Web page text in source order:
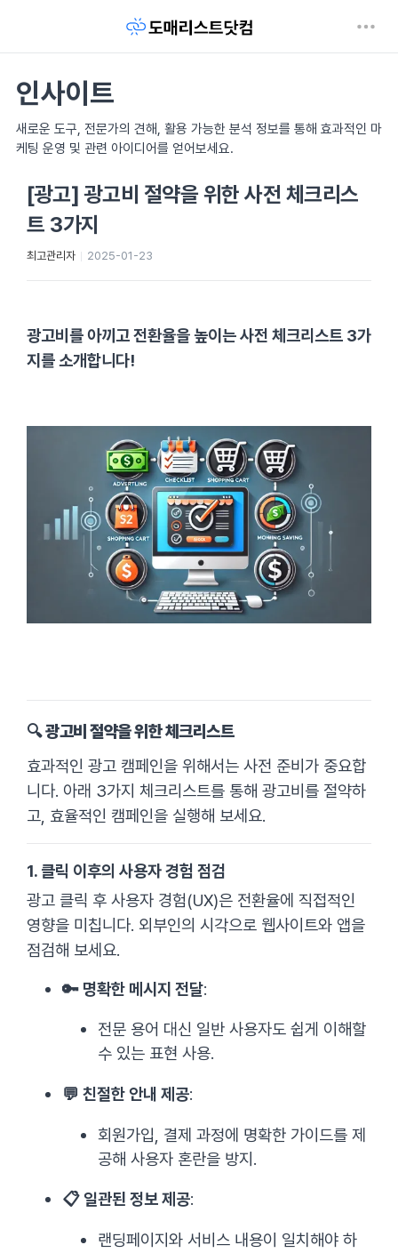
인사이트
새로운 도구, 전문가의 견해, 활용 가능한 분석 정보를 통해 효과적인 마
케팅 운영 및 관련 아이디어를 얻어보세요.
[광고] 광고비 절약을 위한 사전 체크리스
트 3가지
최고관리자 2025-01-23
광고비를 아끼고 전환율을 높이는 사전 체크리스트 3가
지를 소개합니다!
🔍 광고비 절약을 위한 체크리스트
효과적인 광고 캠페인을 위해서는 사전 준비가 중요합
니다. 아래 3가지 체크리스트를 통해 광고비를 절약하
고, 효율적인 캠페인을 실행해 보세요.
1. 클릭 이후의 사용자 경험 점검
광고 클릭 후 사용자 경험(UX)은 전환율에 직접적인
영향을 미칩니다. 외부인의 시각으로 웹사이트와 앱을
점검해 보세요.
🔑 명확한 메시지 전달:
전문 용어 대신 일반 사용자도 쉽게 이해할
수 있는 표현 사용.
💬 친절한 안내 제공:
회원가입, 결제 과정에 명확한 가이드를 제
공해 사용자 혼란을 방지.
📋 일관된 정보 제공:
랜딩페이지와 서비스 내용이 일치해야 하